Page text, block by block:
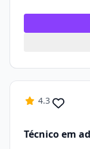
4.3
Técnico em